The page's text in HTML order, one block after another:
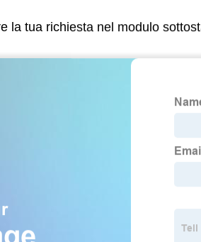
la tua richiesta nel modulo